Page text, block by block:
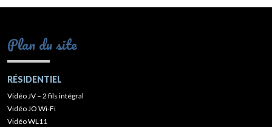
Plan du site
RÉSIDENTIEL
Vidéo JV – 2 fils intégral
Vidéo JO Wi-Fi
Vidéo WL11